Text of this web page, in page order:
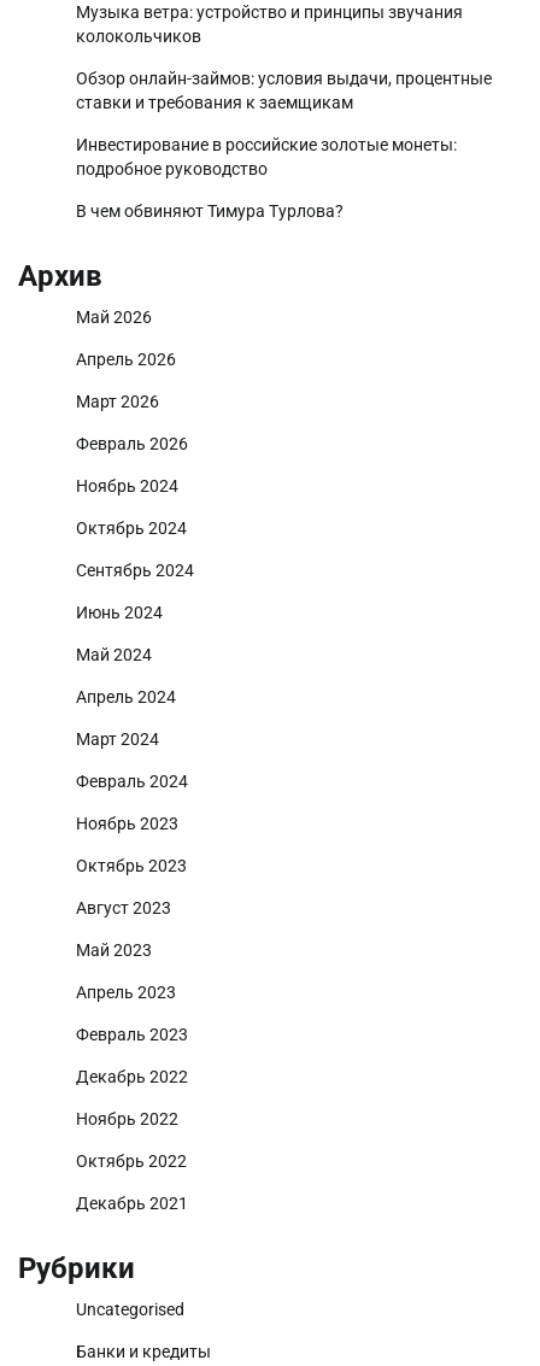
Музыка ветра: устройство и принципы звучания
колокольчиков
Обзор онлайн-займов: условия выдачи, процентные
ставки и требования к заемщикам
Инвестирование в российские золотые монеты:
подробное руководство
В чем обвиняют Тимура Турлова?
Архив
Май 2026
Апрель 2026
Март 2026
Февраль 2026
Ноябрь 2024
Октябрь 2024
Сентябрь 2024
Июнь 2024
Май 2024
Апрель 2024
Март 2024
Февраль 2024
Ноябрь 2023
Октябрь 2023
Август 2023
Май 2023
Апрель 2023
Февраль 2023
Декабрь 2022
Ноябрь 2022
Октябрь 2022
Декабрь 2021
Рубрики
Uncategorised
Банки и кредиты